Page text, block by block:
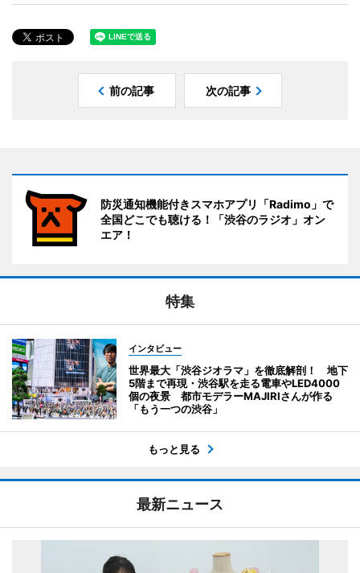
前の記事 次の記事
防災通知機能付きスマホアプリ「Radimo」で
全国どこでも聴ける！「渋谷のラジオ」オン
エア！
特集
インタビュー
世界最大「渋谷ジオラマ」を徹底解剖！ 地下
5階まで再現・渋谷駅を走る電車やLED4000
個の夜景 都市モデラーMAJIRIさんが作る
「もう一つの渋谷」
もっと見る
最新ニュース